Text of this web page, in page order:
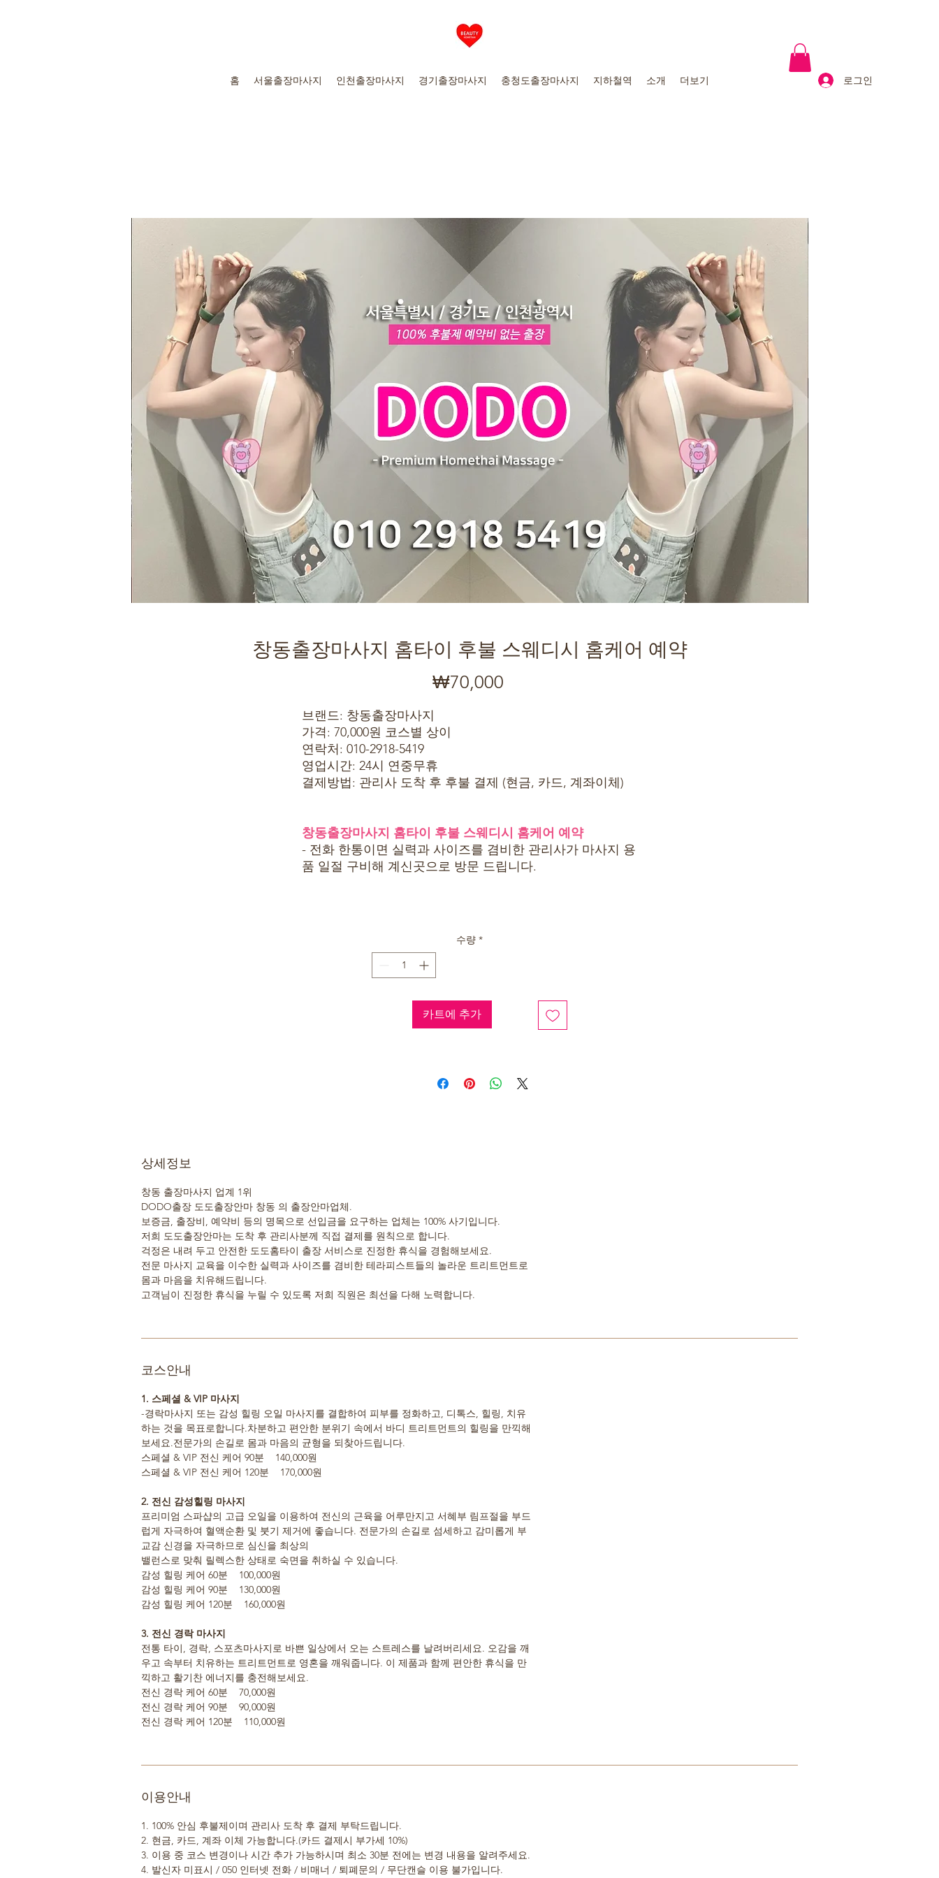
홈 서울출장마사지 인천출장마사지 경기출장마사지 충청도출장마사지 지하철역 소개 더보기 로그인
창동출장마사지 홈타이 후불 스웨디시 홈케어 예약
₩70,000가
브랜드: 창동출장마사지
가격: 70,000원 코스별 상이
연락처: 010-2918-5419
영업시간: 24시 연중무휴
결제방법: 관리사 도착 후 후불 결제 (현금, 카드, 계좌이체)
창동출장마사지 홈타이 후불 스웨디시 홈케어 예약
- 전화 한통이면 실력과 사이즈를 겸비한 관리사가 마사지 용
품 일절 구비해 계신곳으로 방문 드립니다.
수량 *
카트에 추가
상세정보
창동 출장마사지 업계 1위
DODO출장 도도출장안마 창동 의 출장안마업체.
보증금, 출장비, 예약비 등의 명목으로 선입금을 요구하는 업체는 100% 사기입니다.
저희 도도출장안마는 도착 후 관리사분께 직접 결제를 원칙으로 합니다.
걱정은 내려 두고 안전한 도도홈타이 출장 서비스로 진정한 휴식을 경험해보세요.
전문 마사지 교육을 이수한 실력과 사이즈를 겸비한 테라피스트들의 놀라운 트리트먼트로
몸과 마음을 치유해드립니다.
고객님이 진정한 휴식을 누릴 수 있도록 저희 직원은 최선을 다해 노력합니다.
코스안내
1. 스페셜 & VIP 마사지
-경락마사지 또는 감성 힐링 오일 마사지를 결합하여 피부를 정화하고, 디톡스, 힐링, 치유
하는 것을 목표로합니다.차분하고 편안한 분위기 속에서 바디 트리트먼트의 힐링을 만끽해
보세요.전문가의 손길로 몸과 마음의 균형을 되찾아드립니다.
스페셜 & VIP 전신 케어 90분 140,000원
스페셜 & VIP 전신 케어 120분 170,000원
2. 전신 감성힐링 마사지
프리미엄 스파샵의 고급 오일을 이용하여 전신의 근육을 어루만지고 서혜부 림프절을 부드
럽게 자극하여 혈액순환 및 붓기 제거에 좋습니다. 전문가의 손길로 섬세하고 감미롭게 부
교감 신경을 자극하므로 심신을 최상의
밸런스로 맞춰 릴렉스한 상태로 숙면을 취하실 수 있습니다.
감성 힐링 케어 60분 100,000원
감성 힐링 케어 90분 130,000원
감성 힐링 케어 120분 160,000원
3. 전신 경락 마사지
전통 타이, 경락, 스포츠마사지로 바쁜 일상에서 오는 스트레스를 날려버리세요. 오감을 깨
우고 속부터 치유하는 트리트먼트로 영혼을 깨워줍니다. 이 제품과 함께 편안한 휴식을 만
끽하고 활기찬 에너지를 충전해보세요.
전신 경락 케어 60분 70,000원
전신 경락 케어 90분 90,000원
전신 경락 케어 120분 110,000원
이용안내
1. 100% 안심 후불제이며 관리사 도착 후 결제 부탁드립니다.
2. 현금, 카드, 계좌 이체 가능합니다.(카드 결제시 부가세 10%)
3. 이용 중 코스 변경이나 시간 추가 가능하시며 최소 30분 전에는 변경 내용을 알려주세요.
4. 발신자 미표시 / 050 인터넷 전화 / 비매너 / 퇴폐문의 / 무단캔슬 이용 불가입니다.